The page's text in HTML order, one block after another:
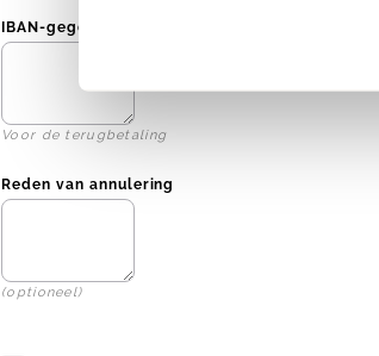
IBAN-gegevens*
Voor de terugbetaling
Reden van annulering
(optioneel)